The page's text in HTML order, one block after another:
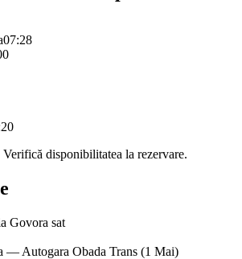
07:28
disponibilitatea la rezervare.
Govora sat
— Autogara Obada Trans (1 Mai)